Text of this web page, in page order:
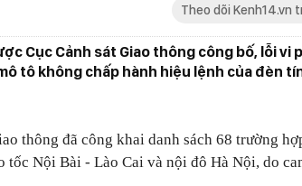
Theo dõi Kenh14.vn
Cục Cảnh sát Giao thông công bố, lỗi vi
tô không chấp hành hiệu lệnh của đèn
thông đã công khai danh sách 68 trường
tốc Nội Bài - Lào Cai và nội đô Hà Nội, do